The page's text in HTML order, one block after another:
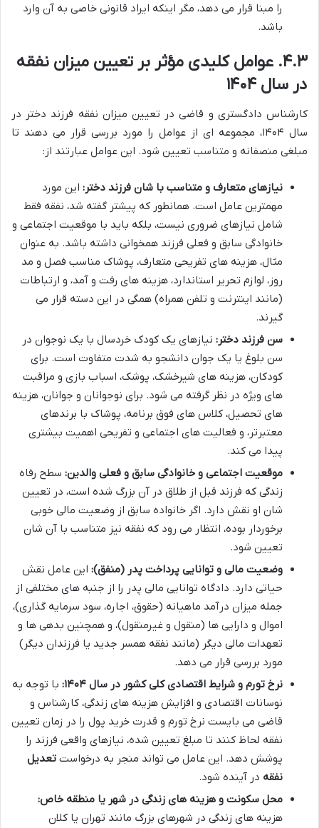
را مبنا قرار می دهد، مگر اینکه ایراد قانونی خاصی به آن وارد
باشد.
۴.۳. عوامل کلیدی مؤثر بر تعیین میزان نفقه
در سال ۱۴۰۴
کارشناس دادگستری و قاضی در تعیین میزان نفقه فرزند دختر در
سال ۱۴۰۴، مجموعه ای از عوامل را مورد بررسی قرار می دهند تا
مبلغی منصفانه و متناسب تعیین شود. این عوامل عبارتند از:
نیازهای متعارف و متناسب با شان فرزند دختر: این مورد
مهمترین عامل است. همانطور که پیشتر گفته شد، نفقه فقط
شامل نیازهای ضروری نیست، بلکه باید با موقعیت اجتماعی و
خانوادگی سابق و فعلی فرزند همخوانی داشته باشد. به عنوان
مثال، هزینه های تفریحی متعارف، پوشاک مناسب فصل و مد
روز، لوازم تحریر استاندارد، هزینه های رفت و آمد، و ارتباطات
(مانند اینترنت و تلفن همراه) همگی در این دسته قرار می
گیرند.
سن فرزند دختر: نیازهای یک کودک خردسال با یک نوجوان در
سن بلوغ یا یک جوان دانشجو به شدت متفاوت است. برای
کودکان، هزینه های شیرخشک، پوشک، اسباب بازی و مراقبت
های ویژه در نظر گرفته می شود. برای نوجوانان و جوانان، هزینه
های تحصیل، کلاس های فوق برنامه، پوشاک با برندهای
معتبرتر، و فعالیت های اجتماعی و تفریحی اهمیت بیشتری
پیدا می کند.
موقعیت اجتماعی و خانوادگی سابق و فعلی والدین: سطح رفاه
زندگی که فرزند قبل از طلاق در آن بزرگ شده است، در تعیین
شان او نقش دارد. اگر خانواده سابق از وضعیت مالی خوبی
برخوردار بوده، انتظار می رود که نفقه نیز متناسب با آن شان
تعیین شود.
وضعیت مالی و توانایی پرداخت پدر (منفق): این عامل نقش
حیاتی دارد. دادگاه توانایی مالی پدر را از جنبه های مختلفی از
جمله میزان درآمد ماهیانه (حقوق، اجاره، سود سرمایه گذاری)،
اموال و دارایی ها (منقول و غیرمنقول)، و همچنین بدهی ها و
تعهدات مالی دیگر (مانند نفقه همسر جدید یا فرزندان دیگر)
مورد بررسی قرار می دهد.
نرخ تورم و شرایط اقتصادی کلی کشور در سال ۱۴۰۴:
با توجه به
نوسانات اقتصادی و افزایش هزینه های زندگی، کارشناس و
قاضی می بایست نرخ تورم و قدرت خرید پول را در زمان تعیین
نفقه لحاظ کنند تا مبلغ تعیین شده، نیازهای واقعی فرزند را
پوشش دهد. این عامل می تواند منجر به درخواست تعدیل
نفقه در آینده شود.
محل سکونت و هزینه های زندگی در شهر یا منطقه خاص:
هزینه های زندگی در شهرهای بزرگ مانند تهران یا کلان